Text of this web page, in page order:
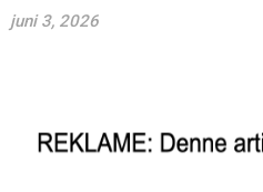
juni 3, 2026